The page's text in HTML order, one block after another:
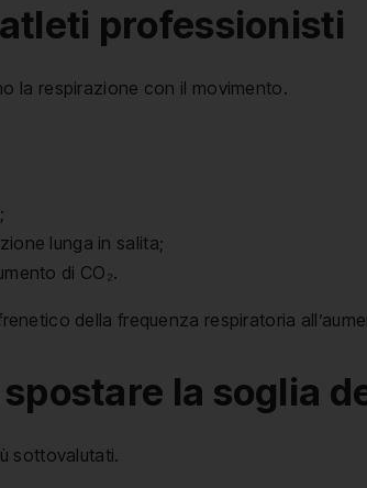
professionisti
la respirazione con il movimento.
lunga in salita;
di CO₂.
della frequenza respiratoria
la soglia
sottovalutati.